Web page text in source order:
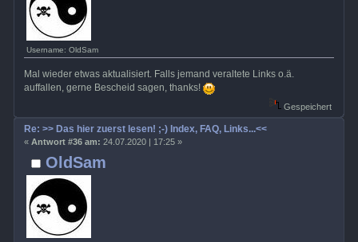
Username: OldSam
Mal wieder etwas aktualisiert. Falls jemand veraltete Links o.ä.
auffallen, gerne Bescheid sagen, thanks!
Gespeichert
OldSam
Re: >> Das hier zuerst lesen! ;-) Index, FAQ, Links...<<
« Antwort #36 am: 24.07.2020 | 17:25 »